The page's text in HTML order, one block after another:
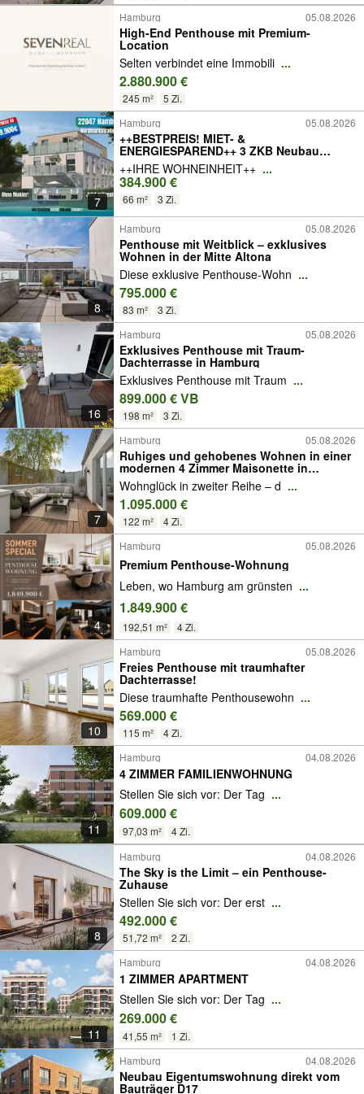
Hamburg
05.08.2026
High-End Penthouse mit Premium-
Location
Selten verbindet eine Immobili ...
2.880.900 €
245 m² 5 Zi.
7
Hamburg 05.08.2026
++BESTPREIS! MIET- &
ENERGIESPAREND++ 3 ZKB Neubau
Energieeffizienz A+
++IHRE WOHNEINHEIT++ ...
384.900 €
66 m² 3 Zi.
8
Hamburg 05.08.2026
Penthouse mit Weitblick – exklusives
Wohnen in der Mitte Altona
Diese exklusive Penthouse-Wohn ...
795.000 €
83 m² 3 Zi.
16
Hamburg 05.08.2026
Exklusives Penthouse mit Traum-
Dachterrasse in Hamburg
Exklusives Penthouse mit Traum ...
899.000 € VB
198 m² 3 Zi.
7
Hamburg 05.08.2026
Ruhiges und gehobenes Wohnen in einer
modernen 4 Zimmer Maisonette in
Eimsbüttel
Wohnglück in zweiter Reihe – d ...
1.095.000 €
122 m² 4 Zi.
4
Hamburg 05.08.2026
Premium Penthouse-Wohnung
Leben, wo Hamburg am grünsten ...
1.849.900 €
192,51 m² 4 Zi.
10
Hamburg 05.08.2026
Freies Penthouse mit traumhafter
Dachterrasse!
Diese traumhafte Penthousewohn ...
569.000 €
115 m² 4 Zi.
11
Hamburg 04.08.2026
4 ZIMMER FAMILIENWOHNUNG
Stellen Sie sich vor: Der Tag ...
609.000 €
97,03 m² 4 Zi.
8
Hamburg 04.08.2026
The Sky is the Limit – ein Penthouse-
Zuhause
Stellen Sie sich vor: Der erst ...
492.000 €
51,72 m² 2 Zi.
11
Hamburg 04.08.2026
1 ZIMMER APARTMENT
Stellen Sie sich vor: Der Tag ...
269.000 €
41,55 m²
1 Zi.
Hamburg
04.08.2026
Neubau Eigentumswohnung direkt vom
Bauträger D17